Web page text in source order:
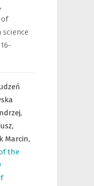
of
science
Marcin,
the